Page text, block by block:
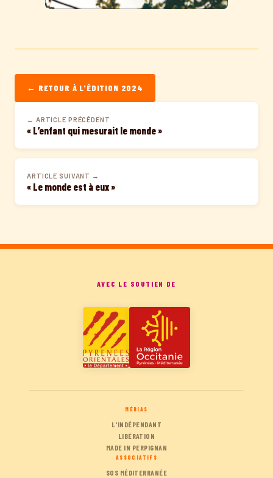
← RETOUR À L'ÉDITION 2024
← ARTICLE PRÉCÉDENT
« L’enfant qui mesurait le monde »
ARTICLE SUIVANT →
« Le monde est à eux »
AVEC LE SOUTIEN DE
MÉDIAS
L'INDÉPENDANT
LIBÉRATION
MADE IN PERPIGNAN
ASSOCIATIFS
SOS MÉDITERRANÉE